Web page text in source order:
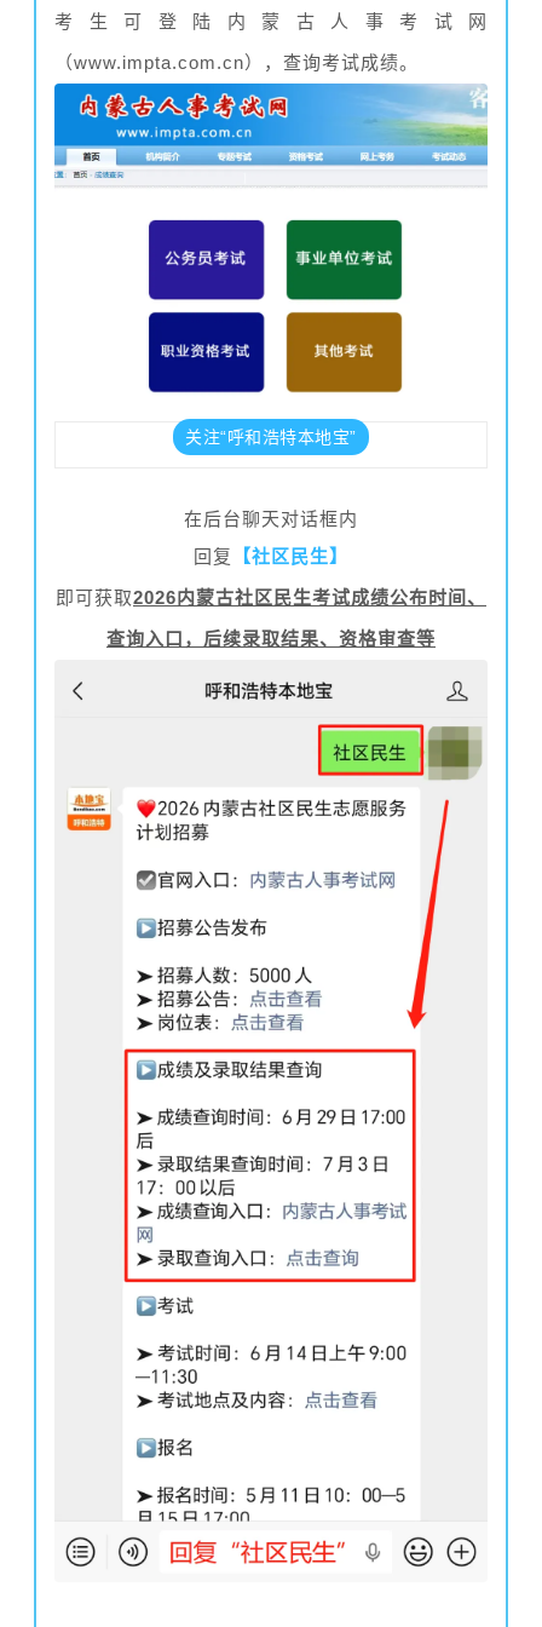
考生可 登陆 内蒙古人事考试网
（www.impta.com.cn），查询考试成绩。
关注“呼和浩特本地宝”
在后台聊天对话框内
回复
【社区民生】
即可获取2026内蒙古社区民生考试成绩公布时间、
查询入口，后续录取结果、资格审查等